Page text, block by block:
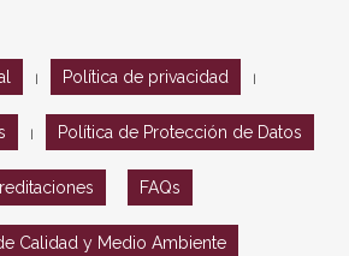
Política de privacidad
Política de Protección de Datos
FAQs
Calidad y Medio Ambiente